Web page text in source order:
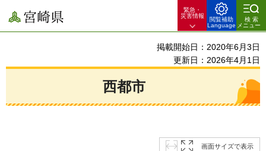
宮崎県
緊急・
災害情報
閲覧補助
Language
検索
メニュー
掲載開始日：2020年6月3日
更新日：2026年4月1日
西都市
画面サイズで表示